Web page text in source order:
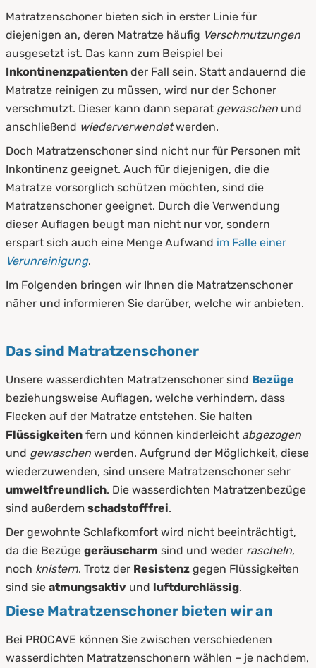
Matratzenschonern
9. Zusammenfassung
Matratzenschoner bieten sich in erster Linie für
diejenigen an, deren Matratze häufig Verschmutzungen
ausgesetzt ist. Das kann zum Beispiel bei
Inkontinenzpatienten der Fall sein. Statt andauernd die
Matratze reinigen zu müssen, wird nur der Schoner
verschmutzt. Dieser kann dann separat gewaschen und
anschließend wiederverwendetwerden.
Doch Matratzenschoner sind nicht nur für Personen mit
Inkontinenz geeignet. Auch für diejenigen, die die
Matratze vorsorglich schützen möchten, sind die
Matratzenschoner geeignet. Durch die Verwendung
dieser Auflagen beugt man nicht nur vor, sondern
erspart sich auch eine Menge Aufwand im Falle einer
Verunreinigung.
Im Folgenden bringen wir Ihnen die Matratzenschoner
näher und informieren Sie darüber, welche wir anbieten.
Das sind Matratzenschoner
Unsere wasserdichten Matratzenschoner sind Bezüge
beziehungsweise Auflagen, welche verhindern, dass
Flecken auf der Matratze entstehen. Sie halten
Flüssigkeiten fern und können kinderleicht abgezogen
und gewaschen werden. Aufgrund der Möglichkeit, diese
wiederzuwenden, sind unsere Matratzenschoner sehr
umweltfreundlich. Die wasserdichten Matratzenbezüge
sind außerdem schadstofffrei.
Der gewohnte Schlafkomfort wird nicht beeinträchtigt,
da die Bezüge geräuscharm sind und weder rascheln,
noch knistern. Trotz der Resistenz gegen Flüssigkeiten
sind sie atmungsaktiv und luftdurchlässig.
Diese Matratzenschoner bieten wir an
Bei PROCAVE können Sie zwischen verschiedenen
wasserdichten Matratzenschonern wählen – je nachdem,